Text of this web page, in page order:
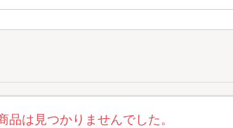
品は見つかりませんでした。